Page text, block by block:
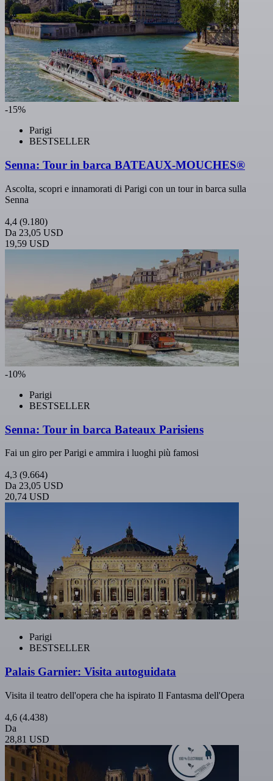
-15%
Parigi
BESTSELLER
Senna: Tour in barca BATEAUX-MOUCHES®
Ascolta, scopri e innamorati di Parigi con un tour in barca sulla
Senna
4,4 (9.180)
Da 23,05 USD
19,59 USD
-10%
Parigi
BESTSELLER
Senna: Tour in barca Bateaux Parisiens
Fai un giro per Parigi e ammira i luoghi più famosi
4,3 (9.664)
Da 23,05 USD
20,74 USD
Parigi
BESTSELLER
Palais Garnier: Visita autoguidata
Visita il teatro dell'opera che ha ispirato Il Fantasma dell'Opera
4,6 (4.438)
Da
28,81 USD